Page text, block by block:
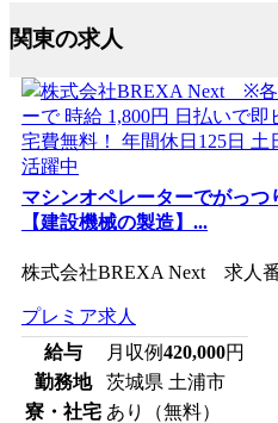
関東の求人
マシンオペレーターでがっつ
【建設機械の製造】...
株式会社BREXA Next 求人番
プレミア求人
給与
月収例420,000円
勤務地
茨城県 土浦市
寮・社宅 あり（無料）